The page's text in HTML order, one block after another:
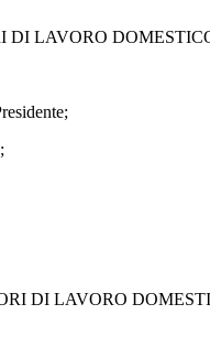
DOMESTICO,
LAVORO